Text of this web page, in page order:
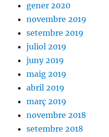
gener 2020
novembre 2019
setembre 2019
juliol 2019
juny 2019
maig 2019
abril 2019
març 2019
novembre 2018
setembre 2018